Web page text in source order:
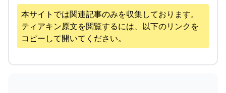
本サイトでは関連記事のみを収集しております。
ティアキン原文を閲覧するには、以下のリンクを
コピーして開いてください。